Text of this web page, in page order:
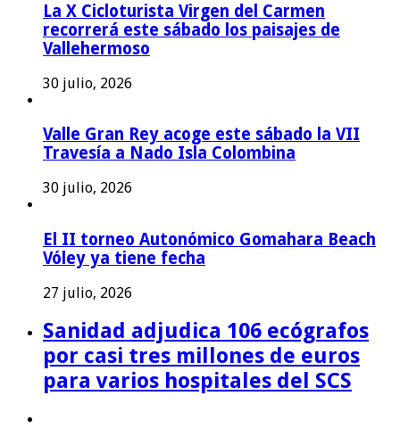
La X Cicloturista Virgen del Carmen
recorrerá este sábado los paisajes de
Vallehermoso
30 julio, 2026
Valle Gran Rey acoge este sábado la VII
Travesía a Nado Isla Colombina
30 julio, 2026
El II torneo Autonómico Gomahara Beach
Vóley ya tiene fecha
27 julio, 2026
Sanidad adjudica 106 ecógrafos
por casi tres millones de euros
para varios hospitales del SCS